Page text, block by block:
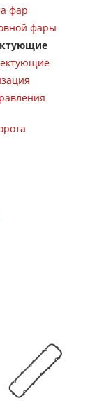
фар
фары